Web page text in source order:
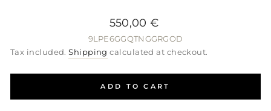
Regular
price
Sale
price
Regular
price
550,00 €
9LPE6GGQTNGGRGOD
Tax included.Shipping calculated at checkout.
ADD TO CART